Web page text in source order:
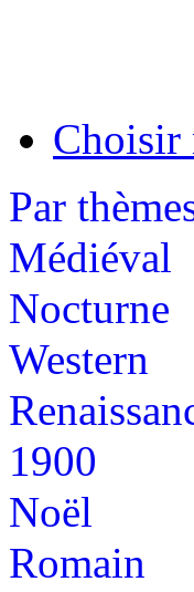
Choisir
Par
Médiéval
Nocturne
Western
1900
Noël
Romain